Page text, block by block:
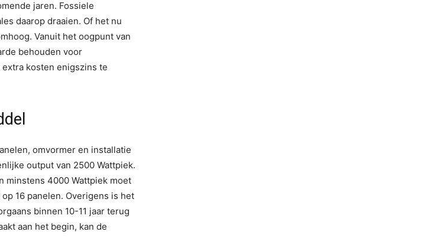
jaren. Fossiele
daarop draaien. Of het nu
Vanuit het oogpunt van
behouden voor
kosten enigszins te
omvormer en installatie
output van 2500 Wattpiek.
minstens 4000 Wattpiek moet
16 panelen. Overigens is het
binnen 10-11 jaar terug
aan het begin, kan de